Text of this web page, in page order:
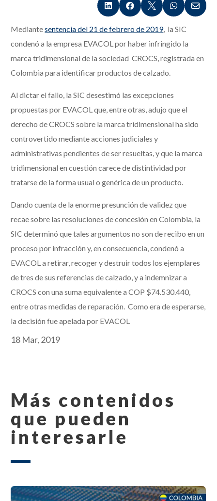
    
Mediantesentencia del 21 de febrero de 2019, la SIC
condenó a la empresa EVACOL por haber infringido la
marca tridimensional de la sociedad CROCS, registrada en
Colombia para identificar productos de calzado.
Al dictar el fallo, la SIC desestimó las excepciones
propuestas por EVACOL que, entre otras, adujo que el
derecho de CROCS sobre la marca tridimensional ha sido
controvertido mediante acciones judiciales y
administrativas pendientes de ser resueltas, y que la marca
tridimensional en cuestión carece de distintividad por
tratarse de la forma usual o genérica de un producto.
Dando cuenta de la enorme presunción de validez que
recae sobre las resoluciones de concesión en Colombia, la
SIC determinó que tales argumentos no son de recibo en un
proceso por infracción y, en consecuencia, condenó a
EVACOL a retirar, recoger y destruir todos los ejemplares
de tres de sus referencias de calzado, y a indemnizar a
CROCS con una suma equivalente a COP $74.530.440,
entre otras medidas de reparación. Como era de esperarse,
la decisión fue apelada por EVACOL
18 Mar, 2019
Más contenidos
que pueden
interesarle